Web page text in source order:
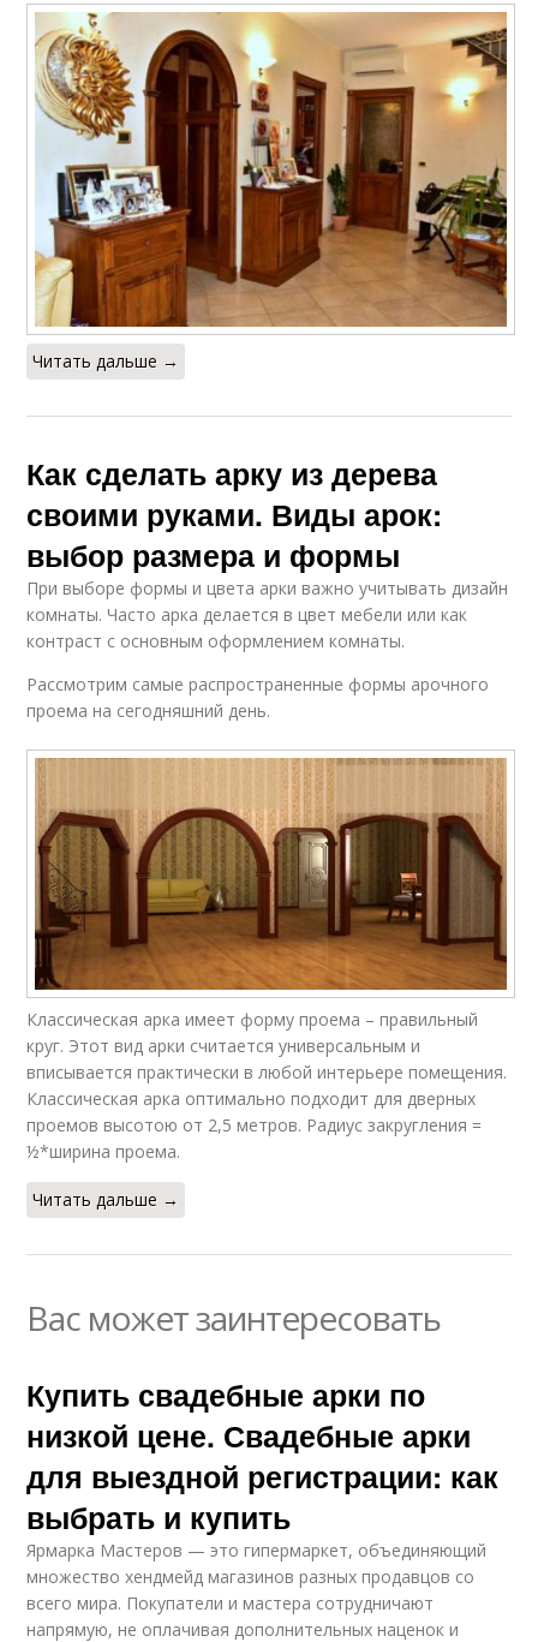
Читать дальше →
Как сделать арку из дерева
своими руками. Виды арок:
выбор размера и формы
При выборе формы и цвета арки важно учитывать дизайн
комнаты. Часто арка делается в цвет мебели или как
контраст с основным оформлением комнаты.
Рассмотрим самые распространенные формы арочного
проема на сегодняшний день.
Классическая арка имеет форму проема – правильный
круг. Этот вид арки считается универсальным и
вписывается практически в любой интерьере помещения.
Классическая арка оптимально подходит для дверных
проемов высотою от 2,5 метров. Радиус закругления =
½*ширина проема.
Читать дальше →
Вас может заинтересовать
Купить свадебные арки по
низкой цене. Свадебные арки
для выездной регистрации: как
выбрать и купить
Ярмарка Мастеров — это гипермаркет, объединяющий
множество хендмейд магазинов разных продавцов со
всего мира. Покупатели и мастера сотрудничают
напрямую, не оплачивая дополнительных наценок и